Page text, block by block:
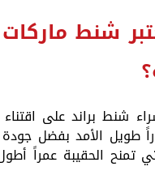
شنط
شنط براند على
طويل الأمد بفضل جودة
تمنح الحقيبة عمراً